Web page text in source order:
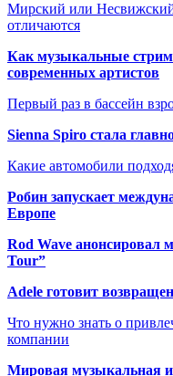
Мирский или
отличаются
Как музыкальные
современных артистов
Первый раз в бассейн
Sienna Spiro стала
Какие автомобили
Робин запускает
Европе
Rod Wave анонсировал
Tour”
Adele готовит
Что нужно знать о
компании
Мировая музыкальная